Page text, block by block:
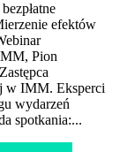
efektów
Pion
w IMM. Eksperci
wydarzeń
spotkania:...